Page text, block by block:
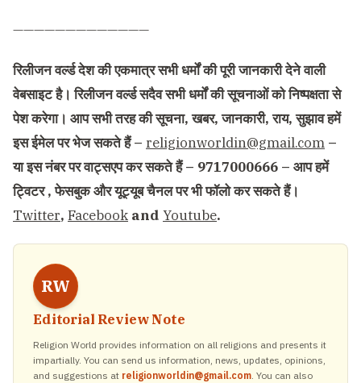
—————————————
रिलीजन वर्ल्ड देश की एकमात्र सभी धर्मों की पूरी जानकारी देने वाली
वेबसाइट है। रिलीजन वर्ल्ड सदैव सभी धर्मों की सूचनाओं को निष्पक्षता से
पेश करेगा। आप सभी तरह की सूचना, खबर, जानकारी, राय, सुझाव हमें
इस ईमेल पर भेज सकते हैं – religionworldin@gmail.com –
या इस नंबर पर वाट्सएप कर सकते हैं – 9717000666 – आप हमें
ट्विटर , फेसबुक और यूट्यूब चैनल पर भी फॉलो कर सकते हैं।
Twitter, Facebook and Youtube.
RW
Editorial Review Note
Religion World provides information on all religions and presents it
impartially. You can send us information, news, updates, opinions,
and suggestions at religionworldin@gmail.com. You can also